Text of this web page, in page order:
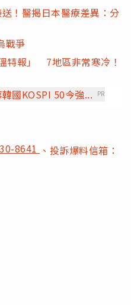
！醫揭日本醫療差異：分
戰爭
特報」 7地區非常寒冷！
國KOSPI 50今強...
PR
8641 、投訴爆料信箱：